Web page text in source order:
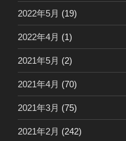
2022年5月 (19)
2022年4月 (1)
2021年5月 (2)
2021年4月 (70)
2021年3月 (75)
2021年2月 (242)